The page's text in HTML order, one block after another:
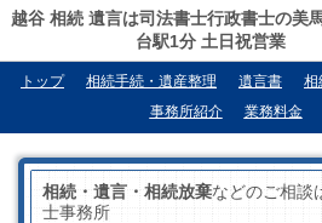
越谷 相続 遺言は司法書士行政書士の美
台駅1分 土日祝営業
トップ 相続手続・遺産整理 遺言書 相
事務所紹介
業務料金
相続・遺言・相続放棄などのご相談
士事務所